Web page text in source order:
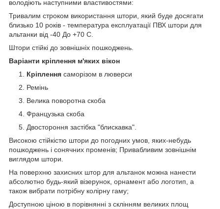
володіють наступними властивостями:
Тривалим строком використання штори, який буде досягати
близько 10 років - температура експлуатації ПВХ штори для
альтанки від -40 До +70 С.
Штори стійкі до зовнішніх пошкоджень.
Варіанти кріплення м'яких вікон
Кріплення саморізом в люверси
Ремінь
Велика поворотна скоба
Французька скоба
Двостороння застібка "блискавка".
Високою стійкістю штори до погодних умов, яких-небудь
пошкоджень і сонячних променів; Привабливим зовнішнім
виглядом штори.
На поверхню захисних штор для альтанок можна нанести
абсолютно будь-який візерунок, орнамент або логотип, а
також вибрати потрібну колірну гаму;
Доступною ціною в порівнянні з склінням великих площ